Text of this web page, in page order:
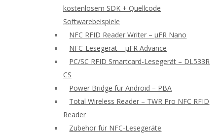
kostenlosem SDK + Quellcode
Softwarebeispiele
NFC RFID Reader Writer – μFR Nano
NFC-Lesegerät – μFR Advance
PC/SC RFID Smartcard-Lesegerät – DL533R
CS
Power Bridge für Android – PBA
Total Wireless Reader – TWR Pro NFC RFID
Reader
Zubehör für NFC-Lesegeräte